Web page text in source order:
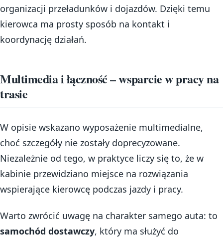
organizacji przeładunków i dojazdów. Dzięki temu
kierowca ma prosty sposób na kontakt i
koordynację działań.
Multimedia i łączność – wsparcie w pracy na
trasie
W opisie wskazano wyposażenie multimedialne,
choć szczegóły nie zostały doprecyzowane.
Niezależnie od tego, w praktyce liczy się to, że w
kabinie przewidziano miejsce na rozwiązania
wspierające kierowcę podczas jazdy i pracy.
Warto zwrócić uwagę na charakter samego auta: to
samochód dostawczy, który ma służyć do